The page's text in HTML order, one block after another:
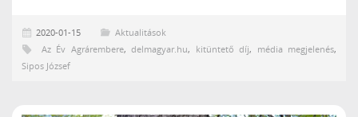
2020-01-15
Aktualitások
Az Év Agrárembere,delmagyar.hu, kitüntető díj, média megjelenés,
Sipos József